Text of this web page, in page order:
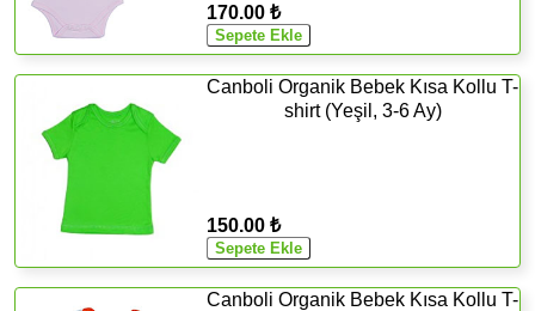
170.00 ₺
Canboli Organik Bebek Kısa Kollu T-
shirt (Yeşil, 3-6 Ay)
150.00 ₺
Canboli Organik Bebek Kısa Kollu T-